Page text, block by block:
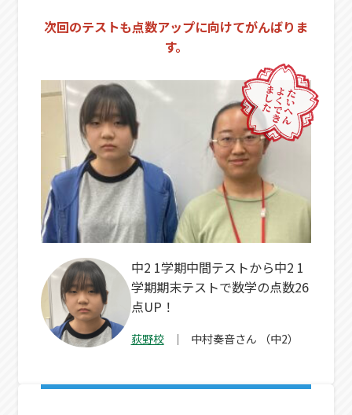
次回のテストも点数アップに向けてがんばりま
す。
中2 1学期中間テストから中2 1
学期期末テストで数学の点数26
点UP！
荻野校 中村奏音さん （中2）